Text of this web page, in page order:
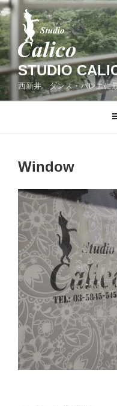
コ
ン
テ
ン
ツ
へ
ス
STUDIO
西新井 ダンス・バレエに
Window